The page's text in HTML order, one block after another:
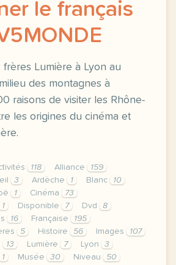
le français
frères Lumière à Lyon au
des montagnes à
raisons de visiter les Rhône-
les origines du cinéma et
118 Alliance
159
3 Ardèche 1 Blanc
10
1 Cinéma
73
1 Disponible 7 Dvd
8
16 Française
195
5 Histoire 56 Images
107
13 Lumière 7 Lyon
3
1 Musée 30 Niveau
50